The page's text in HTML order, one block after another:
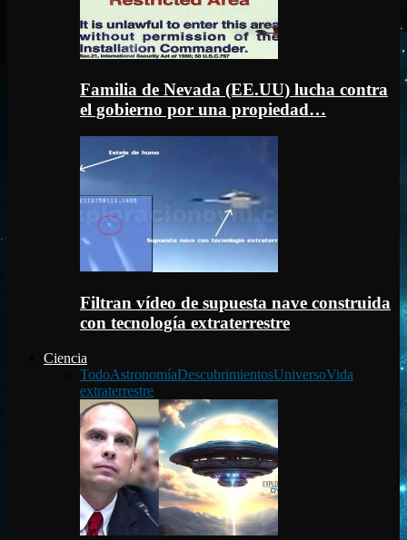
Familia de Nevada (EE.UU) lucha contra
el gobierno por una propiedad…
Filtran vídeo de supuesta nave construida
con tecnología extraterrestre
Ciencia
TodoAstronomíaDescubrimientosUniversoVida
extraterrestre